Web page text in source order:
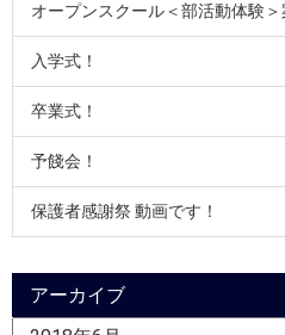
オープンスクール＜部活動体験＞
入学式！
卒業式！
予餞会！
保護者感謝祭 動画です！
アーカイブ